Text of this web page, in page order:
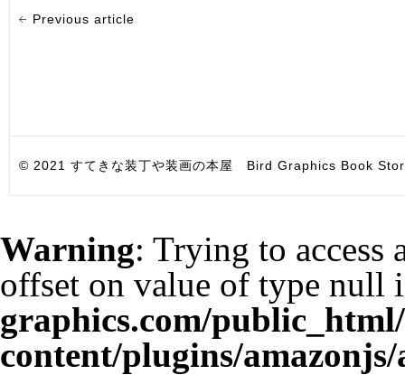
Previous article
© 2021 すてきな装丁や装画の本屋 Bird Graphics Book
Warning: Trying to access
offset on value of type null
graphics.com/
content/plugins/